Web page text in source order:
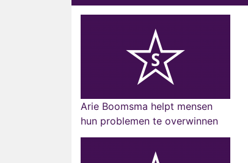
Arie Boomsma helpt mensen
hun problemen te overwinnen